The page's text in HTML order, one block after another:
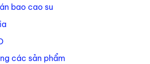
bao cao su
các sản phẩm